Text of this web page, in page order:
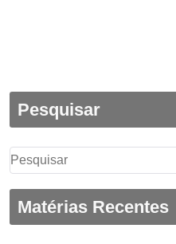
Pesquisar
Pesquisar
por:
Matérias Recentes